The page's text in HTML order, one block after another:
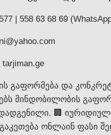
| 558 63 68 69
გაფორმება და
მინდობილობის
🏢
ონლაინ ფასი